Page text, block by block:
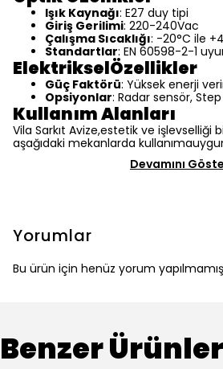
Işık Kaynağı: E27 duy tipi
Giriş Gerilimi: 220-240Vac
Çalışma Sıcaklığı: -20°C ile
Standartlar: EN 60598-2-1
ElektrikselÖzellikler
Güç Faktörü: Yüksek enerji
Opsiyonlar: Radar sensör,
Kullanım Alanları
Vila Sarkıt Avize,estetik ve işlevselliği
aşağıdaki mekanlarda
Devamını
Yorumlar
Bu ürün için henüz yorum
Benzer Ürünler